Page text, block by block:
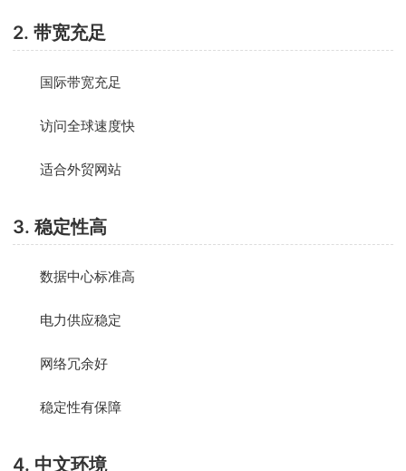
2. 带宽充足
国际带宽充足
访问全球速度快
适合外贸网站
3. 稳定性高
数据中心标准高
电力供应稳定
网络冗余好
稳定性有保障
4. 中文环境